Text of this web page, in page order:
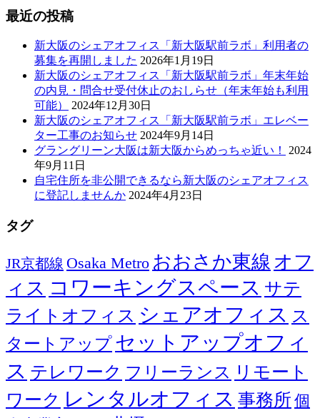
最近の投稿
新大阪のシェアオフィス「新大阪駅前ラボ」利用者の
募集を再開しました 2026年1月19日
新大阪のシェアオフィス「新大阪駅前ラボ」年末年始
の内見・問合せ受付休止のおしらせ（年末年始も利用
可能）
2024年12月30日
新大阪のシェアオフィス「新大阪駅前ラボ」エレベー
ター工事のお知らせ 2024年9月14日
グラングリーン大阪は新大阪からめっちゃ近い！
2024
年9月11日
自宅住所を非公開できるなら新大阪のシェアオフィス
に登記しませんか 2024年4月23日
タグ
JR京都線 Osaka Metro おおさか東線 オフ
ィス コワーキングスペース サテ
ライトオフィス シェアオフィス ス
タートアップセットアップオフィ
ス テレワーク フリーランス リモート
ワーク レンタルオフィス 事務所 個